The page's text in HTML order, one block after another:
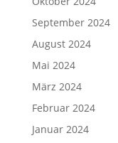
September 2024
August 2024
Mai 2024
März 2024
Februar 2024
Januar 2024